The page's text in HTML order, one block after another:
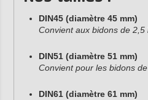
DIN45 (diamètre 45 mm)
Convient aux bidons de 2,5
DIN51 (diamètre 51 mm)
Convient pour les bidons
DIN61 (diamètre 61 mm)